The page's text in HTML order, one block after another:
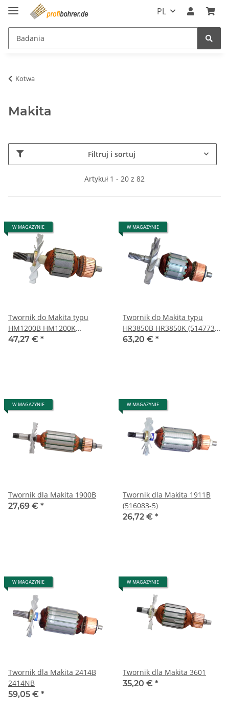
PL
Kotwa
Makita
Filtruj i sortuj
Artykuł 1 - 20 z 82
W MAGAZYNIE
Twornik do Makita typu
HM1200B HM1200K
(514778-4-110V/120V)
47,27 € *
W MAGAZYNIE
Twornik do Makita typu
HR3850B HR3850K (514773-
4-110V/120V)
63,20 € *
W MAGAZYNIE
Twornik dla Makita 1900B
27,69 € *
W MAGAZYNIE
Twornik dla Makita 1911B
(516083-5)
26,72 € *
W MAGAZYNIE
Twornik dla Makita 2414B
2414NB
59,05 € *
W MAGAZYNIE
Twornik dla Makita 3601
35,20 € *